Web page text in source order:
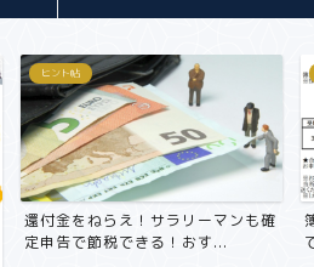
ヒント帖
還付金をねらえ！サラリーマンも確
定申告で節税できる！おす...